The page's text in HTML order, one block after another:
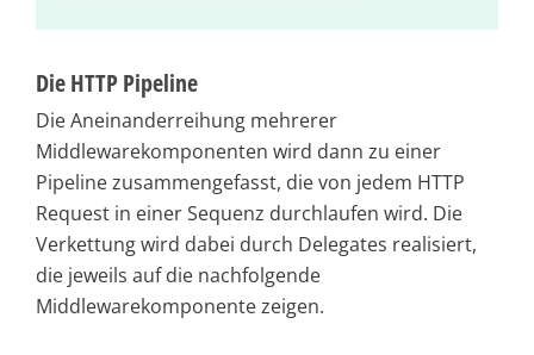
Die HTTP Pipeline
Die Aneinanderreihung mehrerer
Middlewarekomponenten wird dann zu einer
Pipeline zusammengefasst, die von jedem HTTP
Request in einer Sequenz durchlaufen wird. Die
Verkettung wird dabei durch Delegates realisiert,
die jeweils auf die nachfolgende
Middlewarekomponente zeigen.